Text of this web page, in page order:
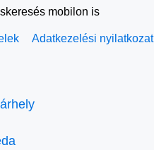
mobilon is
Adatkezelési nyilatkozat